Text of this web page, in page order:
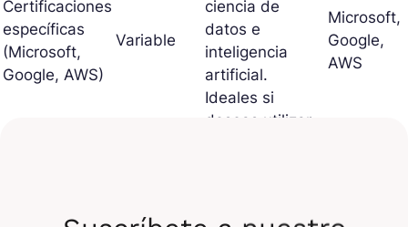
Certificaciones
específicas
(Microsoft,
Google, AWS)
Variable
ciencia de
datos e
inteligencia
artificial.
Ideales si
deseas utilizar
Microsoft,
Google,
AWS